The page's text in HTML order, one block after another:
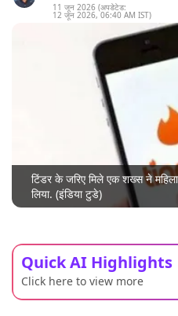
11 जून 2026 (अपडेटेड:
12 जून 2026, 06:40 AM IST)
टिंडर के जरिए मिले एक शख्स ने
लिया. (इंडिया टुडे)
Quick AI Highlights
Click here to view more